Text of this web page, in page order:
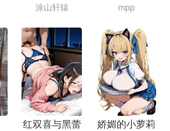
涂山轩辕
么叫异世界全
是扶她？
mpp
红双喜与黑蕾
娇媚的小萝莉